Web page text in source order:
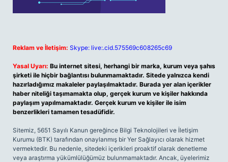
Reklam ve İletişim: Skype: live:.cid.575569c608265c69
Yasal Uyarı: Bu internet sitesi, herhangi bir marka, kurum veya şahıs
şirketi ile hiçbir bağlantısı bulunmamaktadır. Sitede yalnızca kendi
hazırladığımız makaleler paylaşılmaktadır. Burada yer alan içerikler
haber niteliği taşımamakta olup, gerçek kurum ve kişiler hakkında
paylaşım yapılmamaktadır. Gerçek kurum ve kişiler ile isim
benzerlikleri tamamen tesadüfidir.
Sitemiz, 5651 Sayılı Kanun gereğince Bilgi Teknolojileri ve İletişim
Kurumu (BTK) tarafından onaylanmış bir Yer Sağlayıcı olarak hizmet
vermektedir. Bu nedenle, sitedeki içerikleri proaktif olarak denetleme
veya araştırma yükümlülüğümüz bulunmamaktadır. Ancak, üyelerimiz